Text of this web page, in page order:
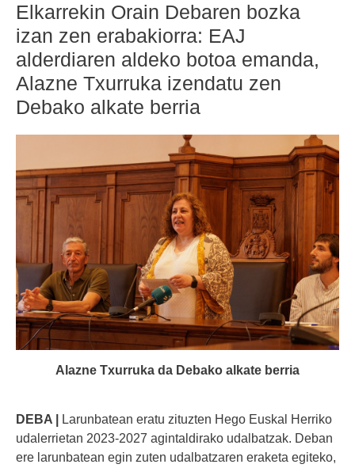
Elkarrekin Orain Debaren bozka
izan zen erabakiorra: EAJ
alderdiaren aldeko botoa emanda,
Alazne Txurruka izendatu zen
Debako alkate berria
Alazne Txurruka da Debako alkate berria
DEBA | Larunbatean eratu zituzten Hego Euskal Herriko
udalerrietan 2023-2027 agintaldirako udalbatzak. Deban
ere larunbatean egin zuten udalbatzaren eraketa egiteko,